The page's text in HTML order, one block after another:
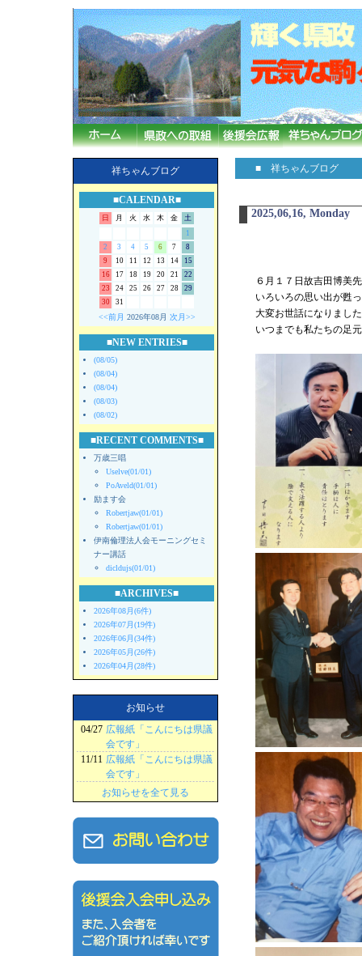
祥ちゃんブログ
■CALENDAR■
日 月 火 水 木 金
土
1
2
3 4 5 6 7
8
9
10 11 12 13 14
15
16
17 18 19 20 21
22
23
24 25 26 27 28
29
30
31
<<前月 2026年08月 次月>>
■NEW ENTRIES■
(08/05)
(08/04)
(08/04)
(08/03)
(08/02)
■RECENT COMMENTS■
万歳三唱
Uselve(01/01)
PoAveld(01/01)
励ます会
Robertjaw(01/01)
Robertjaw(01/01)
伊南倫理法人会モーニングセミ
ナー講話
dicldujs(01/01)
■ARCHIVES■
2026年08月(6件)
2026年07月(19件)
2026年06月(34件)
2026年05月(26件)
2026年04月(28件)
お知らせ
04/27 広報紙「こんにちは県議
会です」
11/11 広報紙「こんにちは県議
会です」
お知らせを全て見る
■ 祥ちゃんブログ
2025,06,16, Monday
６月１７日故吉田博美
いろいろの思い出が甦
大変お世話になりまし
いつまでも私たちの足